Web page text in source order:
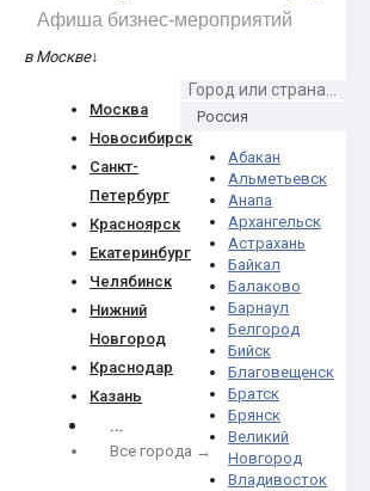
Афиша бизнес-мероприятий
в Москве↓
Москва
Новосибирск
Санкт-
Петербург
Красноярск
Екатеринбург
Челябинск
Нижний
Новгород
Краснодар
Казань
…
Все города →
Абакан
Альметьевск
Анапа
Архангельск
Астрахань
Байкал
Балаково
Барнаул
Белгород
Бийск
Благовещенск
Братск
Брянск
Великий
Новгород
Владивосток